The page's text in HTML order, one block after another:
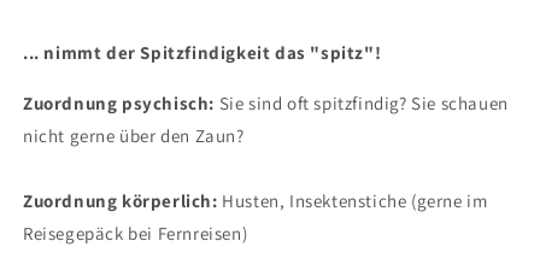
... nimmt der Spitzfindigkeit das "spitz"!
Zuordnung psychisch: Sie sind oft spitzfindig? Sie schauen
nicht gerne über den Zaun?
Zuordnung körperlich: Husten, Insektenstiche (gerne im
Reisegepäck bei Fernreisen)